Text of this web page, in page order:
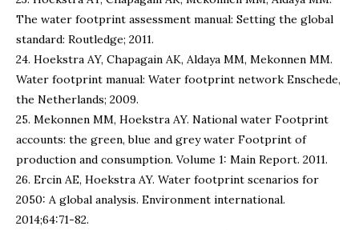
The water footprint assessment manual: Setting the global
standard: Routledge; 2011.
24. Hoekstra AY, Chapagain AK, Aldaya MM, Mekonnen MM.
Water footprint manual: Water footprint network Enschede,
the Netherlands; 2009.
25. Mekonnen MM, Hoekstra AY. National water Footprint
accounts: the green, blue and grey water Footprint of
production and consumption. Volume 1: Main Report. 2011.
26. Ercin AE, Hoekstra AY. Water footprint scenarios for
2050: A global analysis. Environment international.
2014;64:71-82.